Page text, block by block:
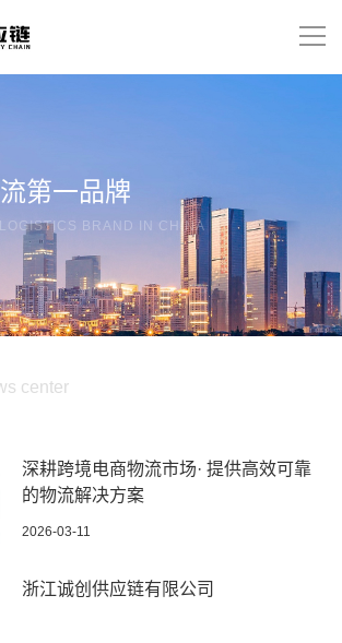
第一品牌
BRAND IN CHINA
center
深耕跨境电商物流市场· 提供高效可靠
的物流解决方案
2026-03-11
浙江诚创供应链有限公司